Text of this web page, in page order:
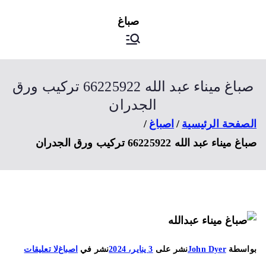
اصباغ
صباغ الكويت
صباغ ميناء عبد الله 66225922 تركيب ورق
الجدران
الرئيسية
اصباغ
ميناء عبد الله 66225922 تركيب ورق الجدران
John Dyerنشر على3 يناير، 2024 نشر في اصباغلا تعليقاتعلى